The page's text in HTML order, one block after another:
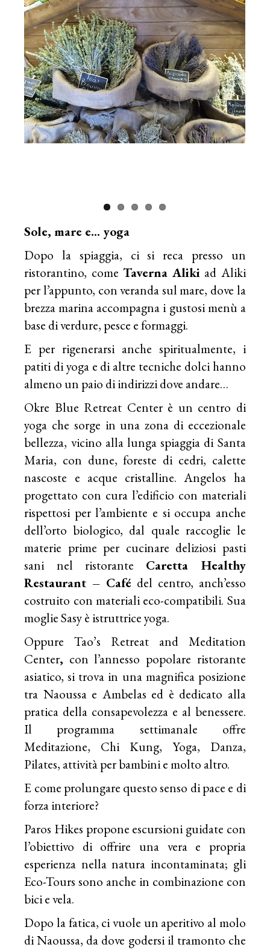
Sole, mare e… yoga
Dopo la spiaggia, ci si reca presso un
ristorantino, come Taverna Aliki ad Aliki
per l’appunto, con veranda sul mare, dove la
brezza marina accompagna i gustosi menù a
base di verdure, pesce e formaggi.
E per rigenerarsi anche spiritualmente, i
patiti di yoga e di altre tecniche dolci hanno
almeno un paio di indirizzi dove andare…
Okre Blue Retreat Centerè un centro di
yoga che sorge in una zona di eccezionale
bellezza, vicino alla lunga spiaggia di Santa
Maria, con dune, foreste di cedri, calette
nascoste e acque cristalline. Angelos ha
progettato con cura l’edificio con materiali
rispettosi per l’ambiente e si occupa anche
dell’orto biologico, dal quale raccoglie le
materie prime per cucinare deliziosi pasti
sani nel ristorante Caretta Healthy
Restaurant – Café del centro, anch’esso
costruito con materiali eco-compatibili. Sua
moglie Sasy è istruttrice yoga.
Oppure Tao’s Retreat and Meditation
Center, con l’annesso popolare ristorante
asiatico, si trova in una magnifica posizione
tra Naoussa e Ambelas ed è dedicato alla
pratica della consapevolezza e al benessere.
Il programma settimanale offre
Meditazione, Chi Kung, Yoga, Danza,
Pilates, attività per bambini e molto altro.
E come prolungare questo senso di pace e di
forza interiore?
Paros Hikes propone escursioni guidate con
l’obiettivo di offrire una vera e propria
esperienza nella natura incontaminata; gli
Eco-Tours sono anche in combinazione con
bici e vela.
Dopo la fatica, ci vuole un aperitivo al molo
di Naoussa, da dove godersi il tramonto che